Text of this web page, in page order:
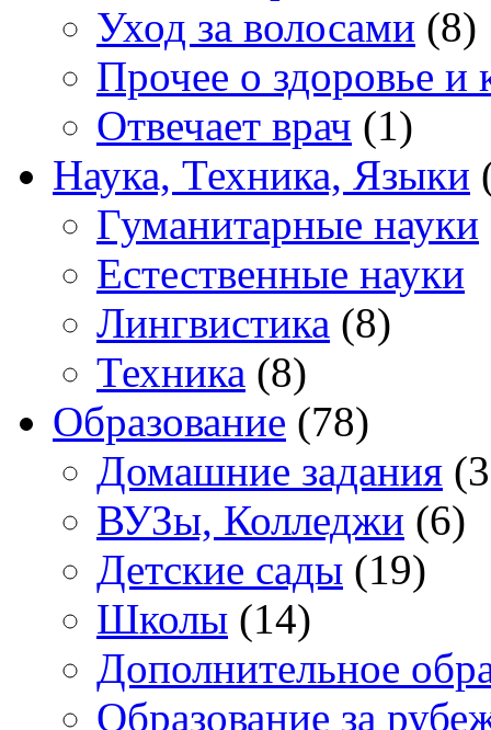
Уход за волосами (8)
Прочее о здоровье и
Отвечает врач (1)
Наука, Техника, Языки
Гуманитарные науки
Естественные науки
Лингвистика (8)
Техника (8)
Образование (78)
Домашние задания
ВУЗы, Колледжи (6)
Детские сады (19)
Школы (14)
Дополнительное
Образование за